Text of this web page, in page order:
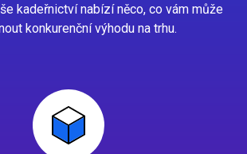
kadeřnictví nabízí něco, co vám může
konkurenční výhodu na trhu.